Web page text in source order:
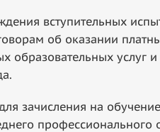
вступительных
об оказании
образовательных услуг
зачисления на
профессионального